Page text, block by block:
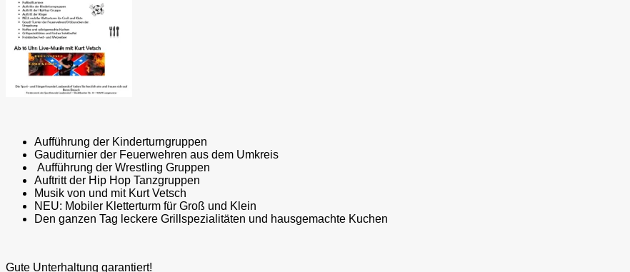
Aufführung der Kinderturngruppen
Gauditurnier der Feuerwehren aus dem Umkreis
Aufführung der Wrestling Gruppen
Auftritt der Hip Hop Tanzgruppen
Musik von und mit Kurt Vetsch
NEU: Mobiler Kletterturm für Groß und Klein
Den ganzen Tag leckere Grillspezialitäten und hausgemachte Kuchen
Gute Unterhaltung garantiert!